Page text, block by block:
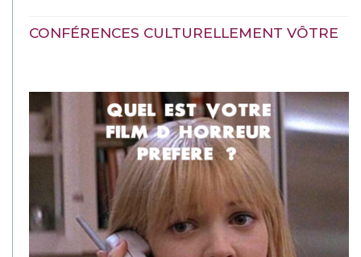
CONFÉRENCES CULTURELLEMENT VÔTRE